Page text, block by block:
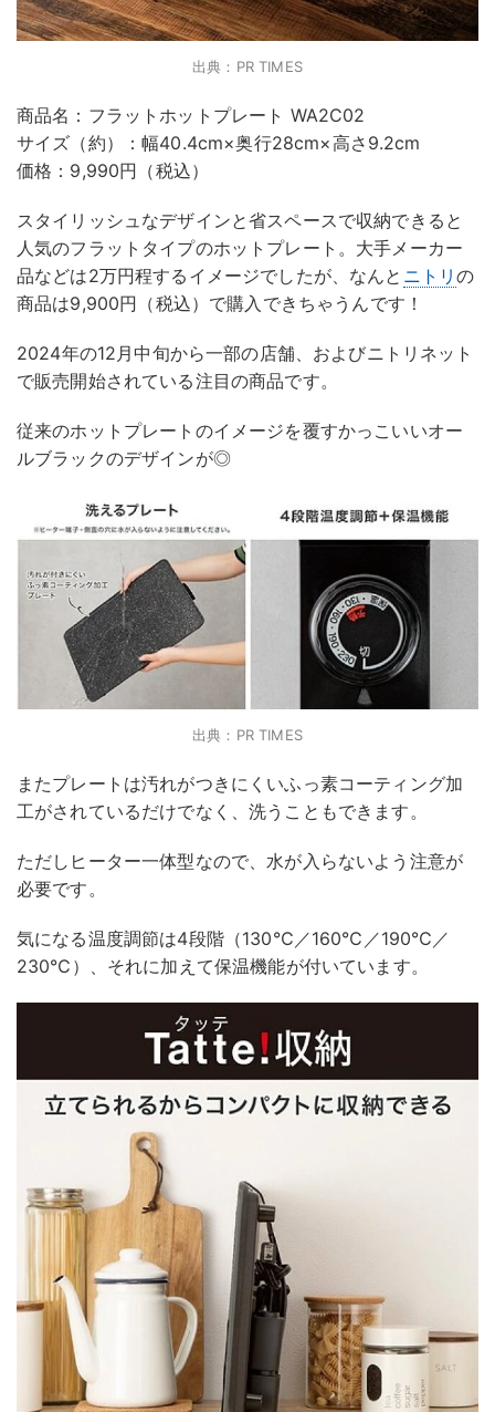
出典：PR TIMES
商品名：フラットホットプレート WA2C02
サイズ（約）：幅40.4cm×奥行28cm×高さ9.2cm
価格：9,990円（税込）
スタイリッシュなデザインと省スペースで収納できると
人気のフラットタイプのホットプレート。大手メーカー
品などは2万円程するイメージでしたが、なんと ニトリの
商品は9,900円（税込）で購入できちゃうんです！
2024年の12月中旬から一部の店舗、およびニトリネット
で販売開始されている注目の商品です。
従来のホットプレートのイメージを覆すかっこいいオー
ルブラックのデザインが◎
出典：PR TIMES
またプレートは汚れがつきにくいふっ素コーティング加
工がされているだけでなく、洗うこともできます。
ただしヒーター一体型なので、水が入らないよう注意が
必要です。
気になる温度調節は4段階（130℃／160℃／190℃／
230℃）、それに加えて保温機能が付いています。